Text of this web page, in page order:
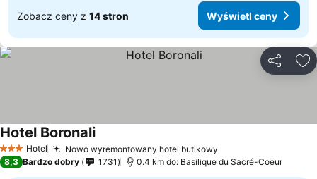
Zobacz ceny z 14 stron Wyświetl ceny
3 Kategoria
Hotel Nowo wyremontowany hotel butikowy
Hotel Boronali
8,3 Bardzo dobry 1731 0.4 km do: Basilique du Sacré-Coeur